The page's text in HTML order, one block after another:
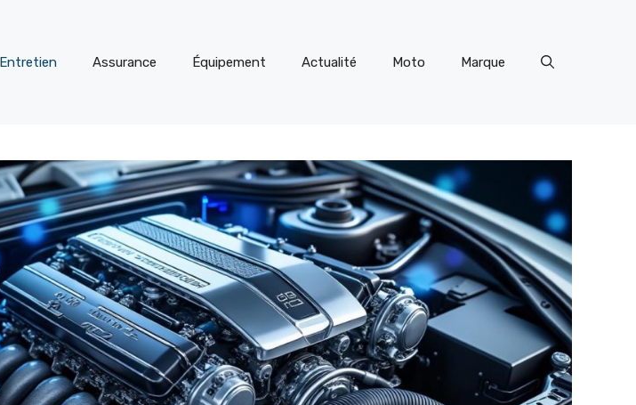
Entretien Assurance Équipement Actualité Moto Marque